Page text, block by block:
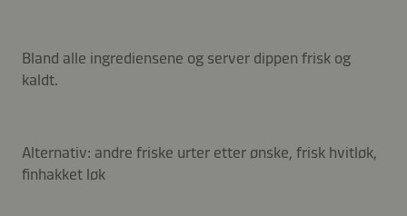
Bland alle ingrediensene og server dippen frisk og
kaldt.
Alternativ: andre friske urter etter ønske, frisk hvitløk,
finhakket løk